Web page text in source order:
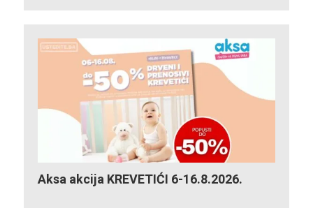
Aksa akcija KREVETIĆI 6-16.8.2026.